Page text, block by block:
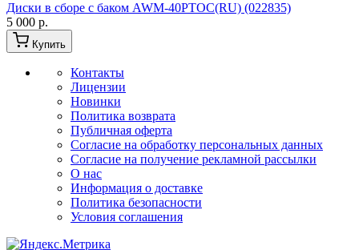
Диски в сборе с баком AWM-40PTOC(RU) (022835)
5 000 р.
Купить
Контакты
Лицензии
Новинки
Политика возврата
Публичная оферта
Согласие на обработку персональных данных
Согласие на получение рекламной рассылки
О нас
Информация о доставке
Политика безопасности
Условия соглашения